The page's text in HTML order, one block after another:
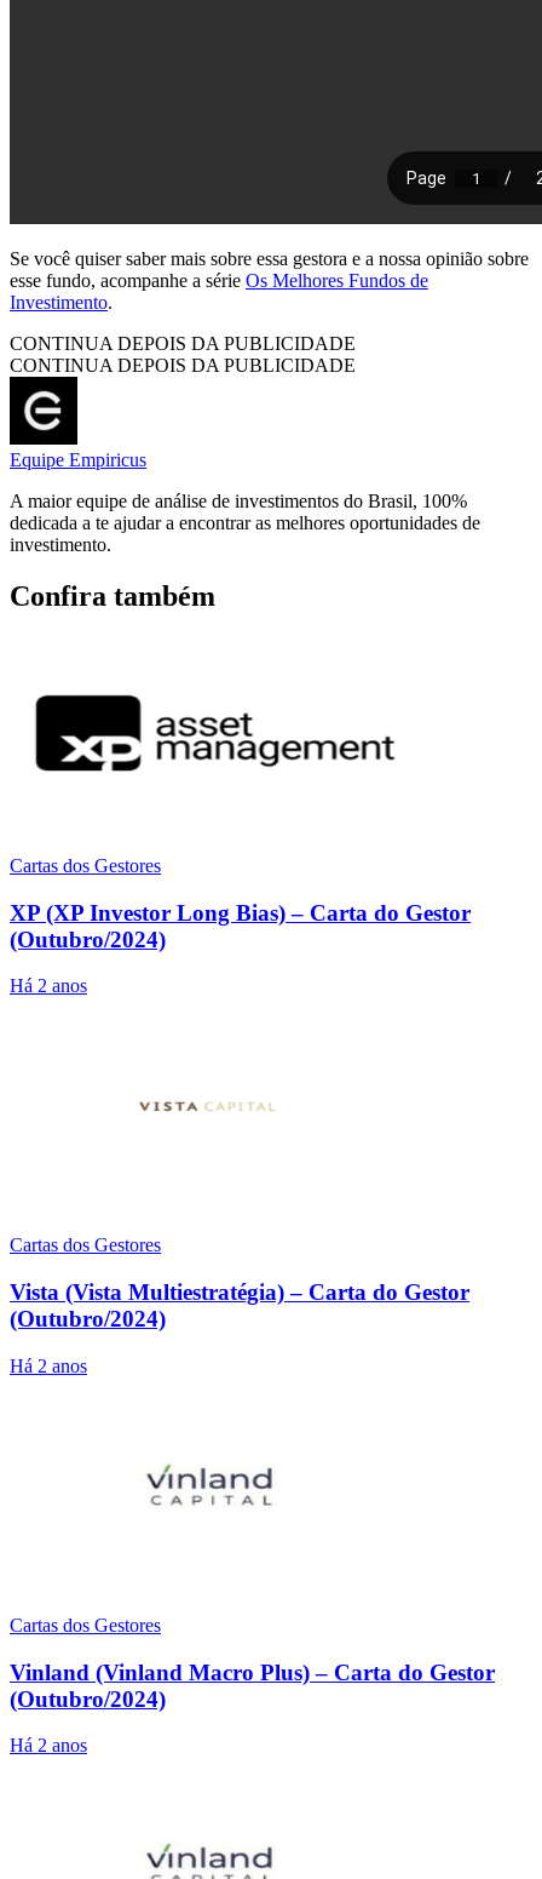
Se você quiser saber mais sobre essa gestora e a nossa opinião sobre
esse fundo, acompanhe a série Os Melhores Fundos de
Investimento.
CONTINUA DEPOIS DA PUBLICIDADE
CONTINUA DEPOIS DA PUBLICIDADE
Equipe Empiricus
A maior equipe de análise de investimentos do Brasil, 100%
dedicada a te ajudar a encontrar as melhores oportunidades de
investimento.
Confira também
Cartas dos Gestores
XP (XP Investor Long Bias) – Carta do Gestor
(Outubro/2024)
Há 2 anos
Cartas dos Gestores
Vista (Vista Multiestratégia) – Carta do Gestor
(Outubro/2024)
Há 2 anos
Cartas dos Gestores
Vinland (Vinland Macro Plus) – Carta do Gestor
(Outubro/2024)
Há 2 anos